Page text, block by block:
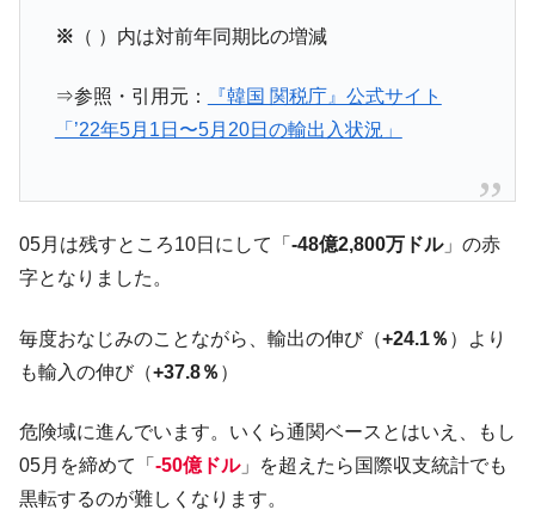
ーにウソのデータを入力したのは明白だ」
『Money1』
韓国･李在明さっそく不動産対策で浅薄な発
韓国は「中国と同じく」投資に不適格な国
『Money1』
『韓国銀行』が「金の保有量を増やしま
す」⇒「金を経由するドル入手」手段ではないのか？
ル」まで拡大 ⇒ 海外資金の動きに強く左右される状態
『Money1』
韓国･帰ってきた李在明。李在明を支持しな
『Money1』
韓国大統領府ボンクラ政策室長が告発され
た ⇒ 国家が行った恐るべき株価操作であり、空前の国政壟
断
※ （ ）内は対前年同期比の増減
⇒参照・引用元：
『韓国 関税庁』公式サイト
「’22年5月1日〜5月20日の輸出入状況」
05月は残すところ10日にして「 -48億2,800万ドル」の赤
字となりました。
毎度おなじみのことながら、輸出の伸び（+24.1％ ）より
も輸入の伸び（+37.8％ ）
危険域に進んでいます。いくら通関ベースとはいえ、もし
05月を締めて「 -50億ドル」を超えたら国際収支統計でも
黒転するのが難しくなります。